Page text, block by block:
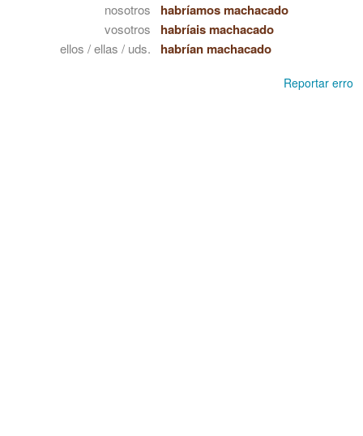
nosotros habríamos machacado
vosotros habríais machacado
ellos / ellas / uds. habrían machacado
Reportar erro